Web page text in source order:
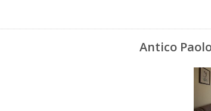
Antico